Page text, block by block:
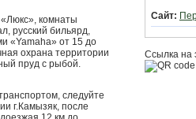
комнаты
русский бильярд,
«Yamaha» от 15 до
охрана территории
пруд с рыбой.
следуйте
г.Камызяк, после
Сайт:
Ссылка на